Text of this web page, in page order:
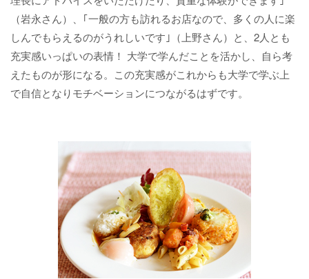
（岩永さん）、｢一般の方も訪れるお店なので、多くの人に楽
しんでもらえるのがうれしいです｣（上野さん）と、2人とも
充実感いっぱいの表情！ 大学で学んだことを活かし、自ら考
えたものが形になる。この充実感がこれからも大学で学ぶ上
で自信となりモチベーションにつながるはずです。